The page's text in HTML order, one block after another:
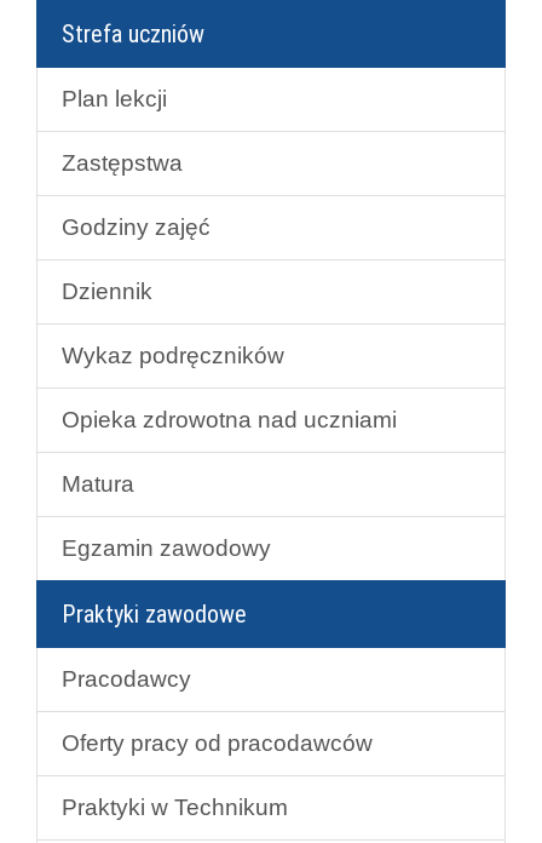
Strefa uczniów
Plan lekcji
Zastępstwa
Godziny zajęć
Dziennik
Wykaz podręczników
Opieka zdrowotna nad uczniami
Matura
Egzamin zawodowy
Praktyki zawodowe
Pracodawcy
Oferty pracy od pracodawców
Praktyki w Technikum